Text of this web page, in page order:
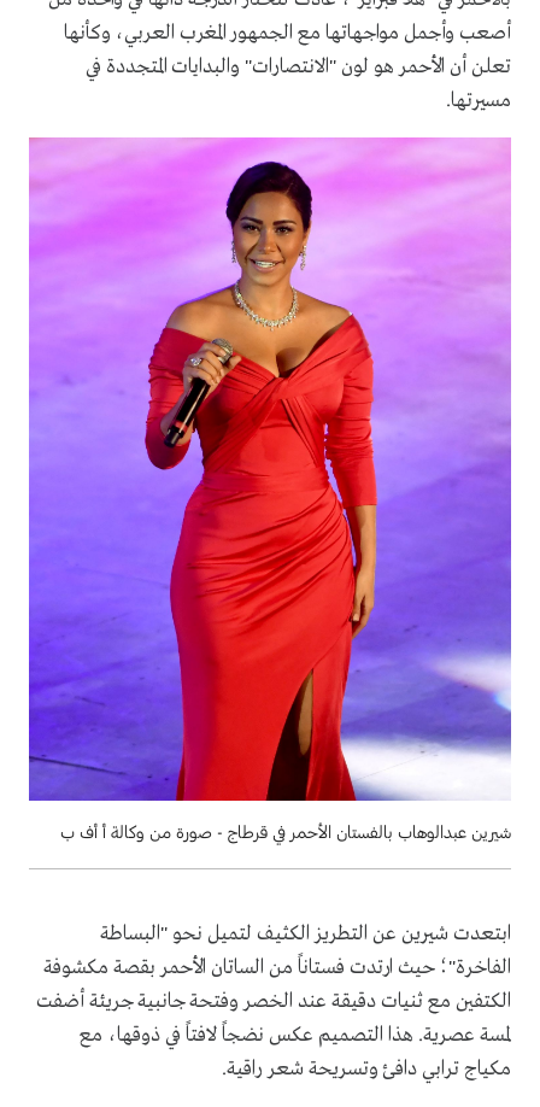
أصعب وأجمل مواجهاتها مع الجمهور المغرب العربي، وكأنها
تعلن أن الأحمر هو لون "الانتصارات" والبدايات المتجددة في
مسيرتها.
شيرين عبدالوهاب بالفستان الأحمر في قرطاج - صورة من وكالة أ أف ب
ابتعدت شيرين عن التطريز الكثيف لتميل نحو "البساطة
الفاخرة"؛ حيث ارتدت فستاناً من الساتان الأحمر بقصة مكشوفة
الكتفين مع ثنيات دقيقة عند الخصر وفتحة جانبية جريئة أضفت
لمسة عصرية. هذا التصميم عكس نضجاً لافتاً في ذوقها، مع
مكياج ترابي دافئ وتسريحة شعر راقية.